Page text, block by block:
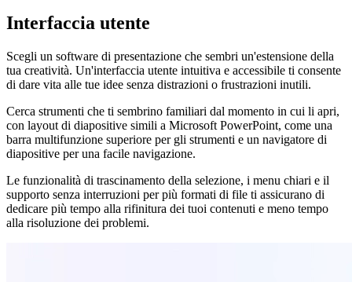
Interfaccia utente
Scegli un software di presentazione che sembri un'estensione della
tua creatività. Un'interfaccia utente intuitiva e accessibile ti consente
di dare vita alle tue idee senza distrazioni o frustrazioni inutili.
Cerca strumenti che ti sembrino familiari dal momento in cui li apri,
con layout di diapositive simili a Microsoft PowerPoint, come una
barra multifunzione superiore per gli strumenti e un navigatore di
diapositive per una facile navigazione.
Le funzionalità di trascinamento della selezione, i menu chiari e il
supporto senza interruzioni per più formati di file ti assicurano di
dedicare più tempo alla rifinitura dei tuoi contenuti e meno tempo
alla risoluzione dei problemi.